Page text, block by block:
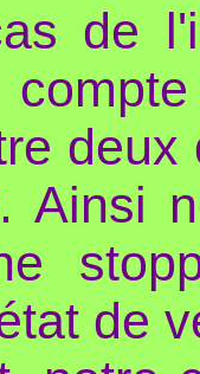
de
Ainsi
de